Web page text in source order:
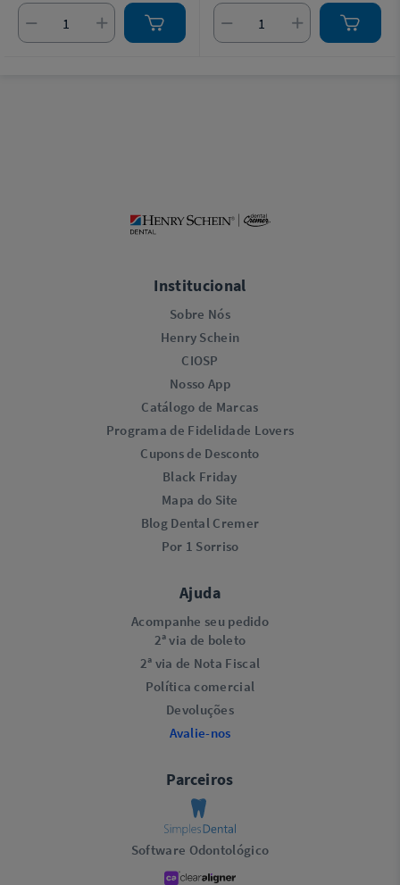
Institucional
Sobre Nós
Henry Schein
CIOSP
Nosso App
Catálogo de Marcas
Programa de Fidelidade Lovers​
Cupons de Desconto
Black Friday
Mapa do Site
Blog Dental Cremer
Por 1 Sorriso
Ajuda
Acompanhe seu pedido
2ª via de boleto
2ª via de Nota Fiscal
Política comercial
Devoluções
Avalie-nos
Parceiros
Software Odontológico